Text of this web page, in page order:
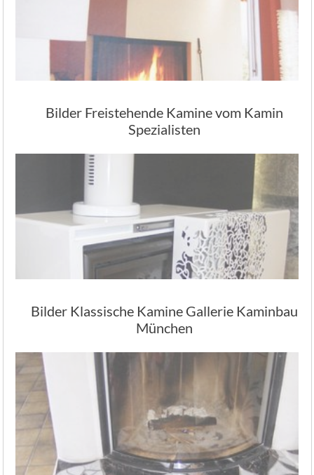
Bilder Freistehende Kamine vom Kamin
Spezialisten
Bilder Klassische Kamine Gallerie Kaminbau
München